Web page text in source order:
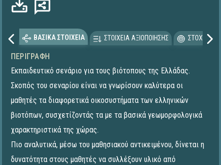
ΒΑΣΙΚΑ ΣΤΟΙΧΕΙΑ ΣΤΟΙΧΕΙΑ ΑΞΙΟΠΟΙΗΣΗΣ
ΠΕΡΙΓΡΑΦΉ
Εκπαιδευτικό σενάριο για τους βιότοπους της Ελλάδας.
Σκοπός του σεναρίου είναι να γνωρίσουν καλύτερα οι
μαθητές τα διαφορετικά οικοσυστήματα των ελληνικών
βιοτόπων, συσχετίζοντάς τα με τα βασικά γεωμορφολογικά
χαρακτηριστικά της χώρας.
Πιο αναλυτικά, μέσω του μαθησιακού αντικειμένου, δίνεται η
δυνατότητα στους μαθητές να συλλέξουν υλικό από